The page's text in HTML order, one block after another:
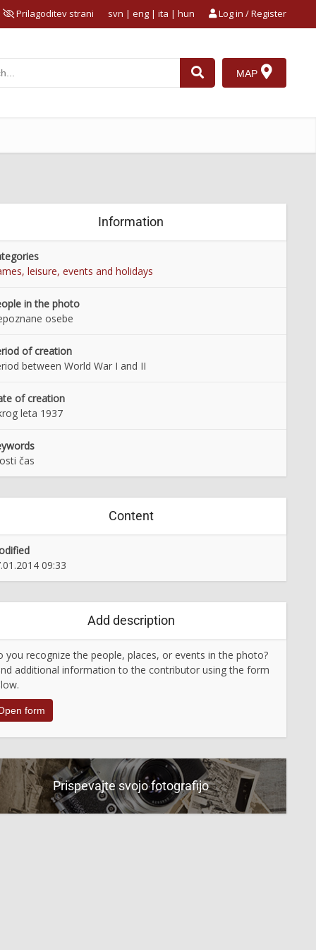
Prilagoditev strani Log in / Register
svn | eng | ita | hun
MAP
Information
leisure, events and holidays
in the photo
osebe
of creation
between World War I and II
of creation
leta 1937
čas
Content
09:33
Add description
you recognize the people, places, or events in the photo?
additional information to the contributor using the form
form
Prispevajte svojo fotografijo